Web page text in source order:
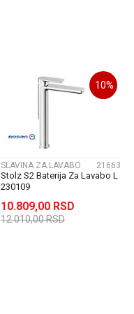
Srbija
10%
SLAVINA ZA LAVABO 21663
Stolz S2 Baterija Za Lavabo L
230109
10.809,00 RSD
12.010,00RSD